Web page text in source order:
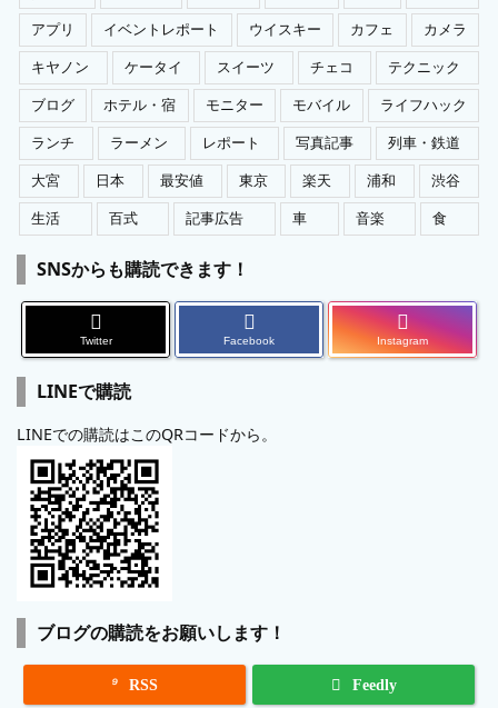
アプリ
イベントレポート ウイスキー カフェ
カメラ
キヤノン
ケータイ スイーツ チェコ
テクニック
ブログ
ホテル・宿 モニター モバイル
ライフハック
ランチ
ラーメン レポート 写真記事
列車・鉄道
大宮
日本 最安値 東京 楽天 浦和
渋谷
生活
百式 記事広告 車 音楽 食
SNSからも購読できます！
Twitter Facebook Instagram
LINEで購読
LINEでの購読はこのQRコードから。
ブログの購読をお願いします！
 RSS Feedly